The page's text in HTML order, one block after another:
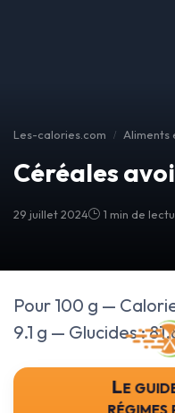
Les-calories.com Aliments
Céréales
29 juillet 2024 1 min de
Pour 100 g —
9.1 g — Glucides :
Le